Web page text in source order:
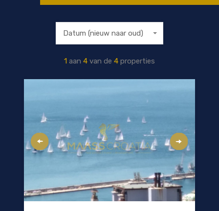
1 aan 4 van de 4 properties
Datum (nieuw naar oud)